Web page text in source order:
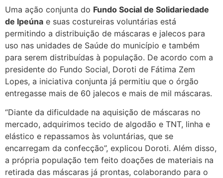
Uma ação conjunta do Fundo Social de Solidariedade
de Ipeúna e suas costureiras voluntárias está
permitindo a distribuição de máscaras e jalecos para
uso nas unidades de Saúde do município e também
para serem distribuídas à população. De acordo com a
presidente do Fundo Social, Doroti de Fátima Zem
Lopes, a iniciativa conjunta já permitiu que o órgão
entregasse mais de 60 jalecos e mais de mil máscaras.
“Diante da dificuldade na aquisição de máscaras no
mercado, adquirimos tecido de algodão e TNT, linha e
elástico e repassamos às voluntárias, que se
encarregam da confecção”, explicou Doroti. Além disso,
a própria população tem feito doações de materiais na
retirada das máscaras já prontas, colaborando para o